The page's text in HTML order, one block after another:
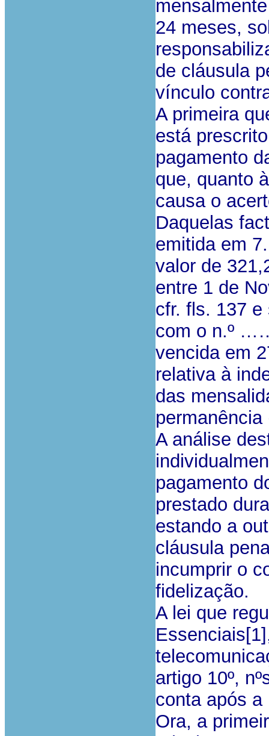
24 meses,
de cláusula
vínculo
A primeira
está
pagamento
que, quanto
causa o
Daquelas
emitida em
valor de
entre 1 de
cfr. fls. 137
com o n.º
vencida em
relativa à
das
A análise
pagamento
prestado
estando a
cláusula
incumprir o
fidelização.
A lei que
artigo 10º,
conta após
Ora, a